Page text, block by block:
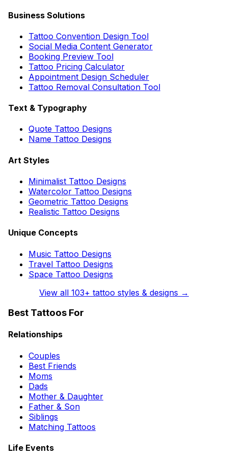
Business Solutions
Tattoo Convention Design Tool
Social Media Content Generator
Booking Preview Tool
Tattoo Pricing Calculator
Appointment Design Scheduler
Tattoo Removal Consultation Tool
Text & Typography
Quote Tattoo Designs
Name Tattoo Designs
Art Styles
Minimalist Tattoo Designs
Watercolor Tattoo Designs
Geometric Tattoo Designs
Realistic Tattoo Designs
Unique Concepts
Music Tattoo Designs
Travel Tattoo Designs
Space Tattoo Designs
View all 103+ tattoo styles & designs →
Best Tattoos For
Relationships
Couples
Best Friends
Moms
Dads
Mother & Daughter
Father & Son
Siblings
Matching Tattoos
Life Events